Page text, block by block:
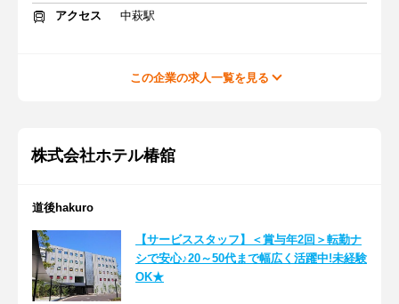
アクセス
中萩駅
この企業の求人一覧を見る
株式会社ホテル椿舘
道後hakuro
【サービススタッフ】＜賞与年2回＞転勤ナ
シで安心♪20～50代まで幅広く活躍中!未経験
OK★